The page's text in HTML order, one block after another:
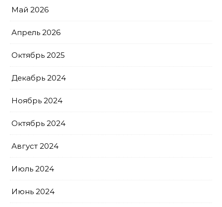
Май 2026
Апрель 2026
Октябрь 2025
Декабрь 2024
Ноябрь 2024
Октябрь 2024
Август 2024
Июль 2024
Июнь 2024